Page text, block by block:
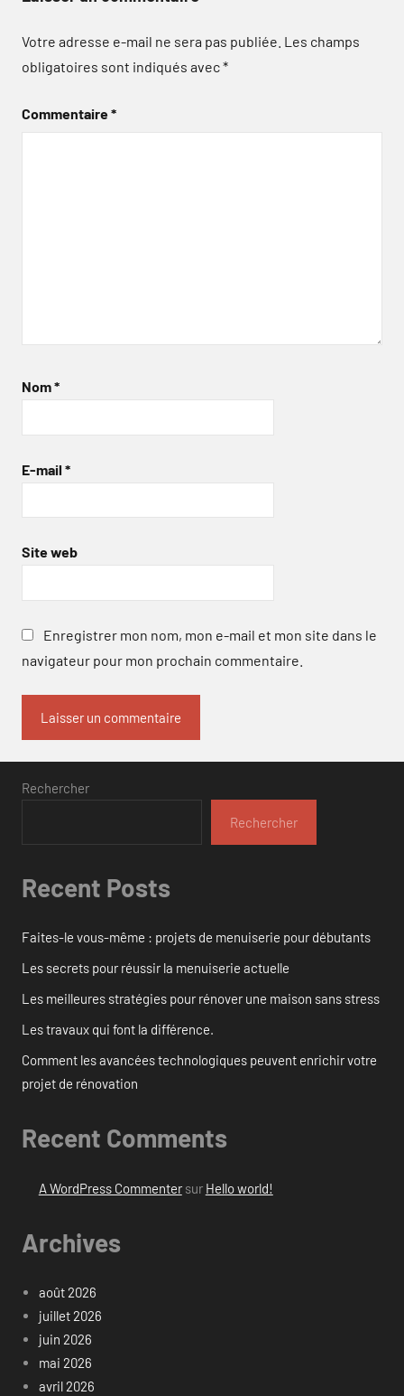
Votre adresse e-mail ne sera pas publiée. Les champs
obligatoires sont indiqués avec*
Commentaire*
Nom*
E-mail *
Site web
Enregistrer mon nom, mon e-mail et mon site dans le
navigateur pour mon prochain commentaire.
Rechercher
Rechercher
Recent Posts
Faites-le vous-même : projets de menuiserie pour débutants
Les secrets pour réussir la menuiserie actuelle
Les meilleures stratégies pour rénover une maison sans stress
Les travaux qui font la différence.
Comment les avancées technologiques peuvent enrichir votre
projet de rénovation
Recent Comments
A WordPress Commentersur Hello world!
Archives
août 2026
juillet 2026
juin 2026
mai 2026
avril 2026